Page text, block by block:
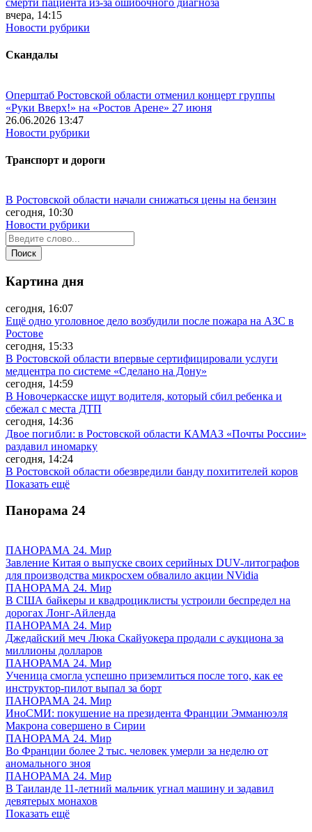
смерти пациента из-за ошибочного диагноза
вчера, 14:15
Новости рубрики
Скандалы
Оперштаб Ростовской области отменил концерт группы
«Руки Вверх!» на «Ростов Арене» 27 июня
26.06.2026 13:47
Новости рубрики
Транспорт и дороги
В Ростовской области начали снижаться цены на бензин
сегодня, 10:30
Новости рубрики
Картина дня
сегодня, 16:07
Ещё одно уголовное дело возбудили после пожара на АЗС в
Ростове
сегодня, 15:33
В Ростовской области впервые сертифицировали услуги
медцентра по системе «Сделано на Дону»
сегодня, 14:59
В Новочеркасске ищут водителя, который сбил ребенка и
сбежал с места ДТП
сегодня, 14:36
Двое погибли: в Ростовской области КАМАЗ «Почты России»
раздавил иномарку
сегодня, 14:24
В Ростовской области обезвредили банду похитителей коров
Показать ещё
Панорама 24
ПАНОРАМА 24. Мир
Завление Китая о выпуске своих серийных DUV-литографов
для производства микросхем обвалило акции NVidia
ПАНОРАМА 24. Мир
В США байкеры и квадроциклисты устроили беспредел на
дорогах Лонг-Айленда
ПАНОРАМА 24. Мир
Джедайский меч Люка Скайуокера продали с аукциона за
миллионы долларов
ПАНОРАМА 24. Мир
Ученица смогла успешно приземлиться после того, как ее
инструктор-пилот выпал за борт
ПАНОРАМА 24. Мир
ИноСМИ: покушение на президента Франции Эмманюэля
Макрона совершено в Сирии
ПАНОРАМА 24. Мир
Во Франции более 2 тыс. человек умерли за неделю от
аномального зноя
ПАНОРАМА 24. Мир
В Таиланде 11-летний мальчик угнал машину и задавил
девятерых монахов
Показать ещё